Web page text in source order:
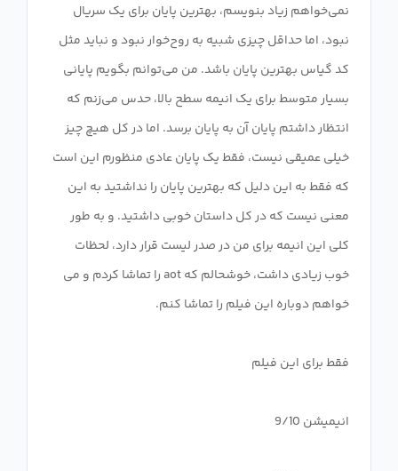
نمی‌خواهم زیاد بنویسم، بهترین پایان برای یک سریال
نبود، اما حداقل چیزی شبیه به روح‌خوار نبود و نباید مثل
کد گیاس بهترین پایان باشد. من می‌توانم بگویم پایانی
بسیار متوسط ​​برای یک انیمه سطح بالا، حدس می‌زنم که
انتظار داشتم پایان آن به پایان برسد. اما در کل هیچ چیز
خیلی عمیقی نیست، فقط یک پایان عادی منظورم این است
که فقط به این دلیل که بهترین پایان را نداشتید به این
معنی نیست که در کل داستان خوبی داشتید. و به طور
کلی این انیمه برای من در صدر لیست قرار دارد، لحظات
خوب زیادی داشت، خوشحالم که aot را تماشا کردم و می